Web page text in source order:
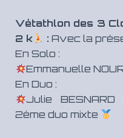
Vétathlon des 3
2 k
: Avec la
En Solo :
Emmanuelle
En Duo :
Julie
2ème duo mixte